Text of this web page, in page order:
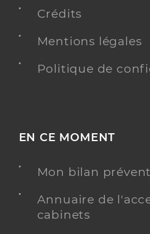
Crédits
Mentions légales
Politique de
EN CE MOMENT
Mon bilan
Annuaire de
cabinets